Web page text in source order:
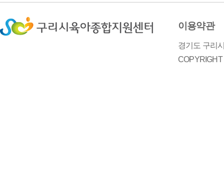
이용약관
경기도 구리